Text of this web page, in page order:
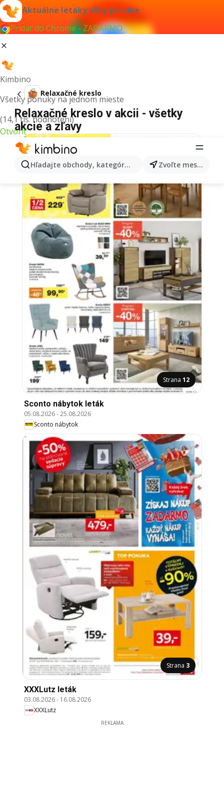
Aktuálne letáky vždy po ruke
Pridať do Chrome - ZADARMO
Kimbino
Všetky ponuky na jednom mieste
(14,1 tis. hodnotení)
Otvoriť
Hľadajte obchody, kategórie, produkty... Zvoľte mesto
Relaxačné kreslo
Relaxačné kreslo v akcii - všetky
akcie a zľavy
Strana 12
Sconto nábytok leták
05.08.2026-25.08.2026
Sconto nábytok
Strana 3
XXXLutz leták
03.08.2026- 16.08.2026
XXXLutz
REKLAMA